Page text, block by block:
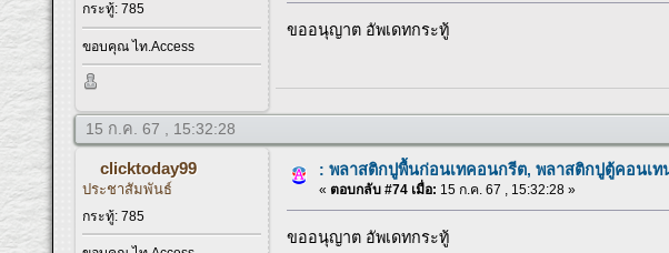
กระทู้: 785
ขอบคุณ ไท.Access
ขออนุญาต อัพเดทกระทู้
15 ก.ค. 67 , 15:32:28
clicktoday99
ประชาสัมพันธ์
กระทู้: 785
: พลาสติกปูพื้นก่อนเทคอนกรีต, พลาสติกปูตู้คอนเท
« ตอบกลับ #74 เมื่อ: 15 ก.ค. 67 , 15:32:28 »
ขออนุญาต อัพเดทกระทู้